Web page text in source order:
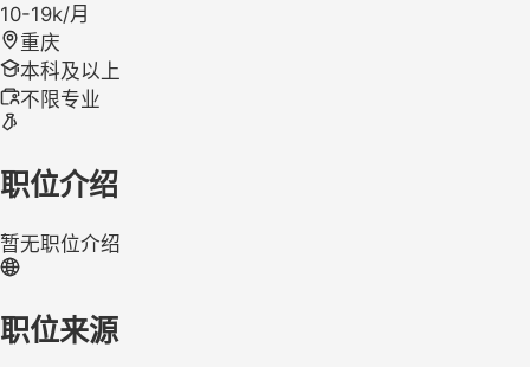
10-19k/月
重庆
本科及以上
不限专业
职位介绍
暂无职位介绍
职位来源